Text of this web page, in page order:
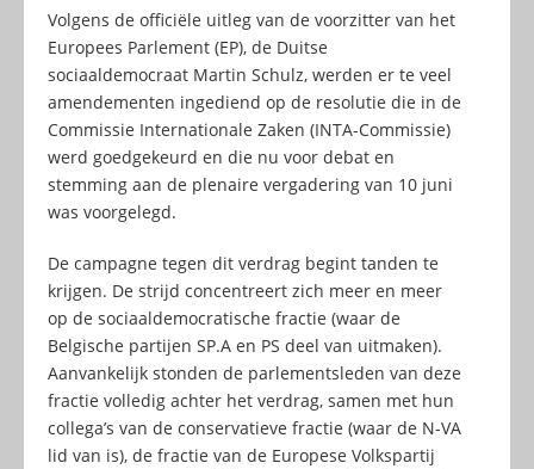
Volgens de officiële uitleg van de voorzitter van het
Europees Parlement (EP), de Duitse
sociaaldemocraat Martin Schulz, werden er te veel
amendementen ingediend op de resolutie die in de
Commissie Internationale Zaken (INTA-Commissie)
werd goedgekeurd en die nu voor debat en
stemming aan de plenaire vergadering van 10 juni
was voorgelegd.
De campagne tegen dit verdrag begint tanden te
krijgen. De strijd concentreert zich meer en meer
op de sociaaldemocratische fractie (waar de
Belgische partijen SP.A en PS deel van uitmaken).
Aanvankelijk stonden de parlementsleden van deze
fractie volledig achter het verdrag, samen met hun
collega’s van de conservatieve fractie (waar de N-VA
lid van is), de fractie van de Europese Volkspartij